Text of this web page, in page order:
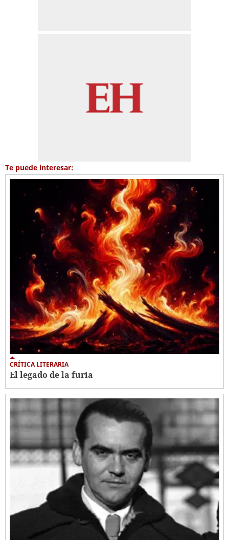
Te puede interesar:
CRÍTICA LITERARIA
El legado de la furia